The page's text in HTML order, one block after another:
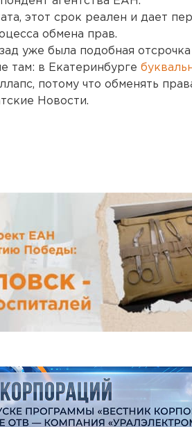
этот срок реален и дает
обмена прав.
уже была подобная
там: в Екатеринбурге
потому что обменять
Новости.